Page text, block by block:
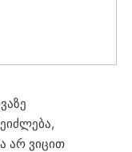
არ ვიცით